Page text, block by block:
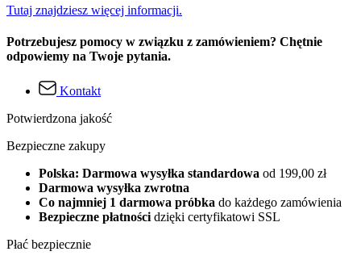
Tutaj znajdziesz więcej informacji.
Potrzebujesz pomocy w związku z zamówieniem? Chętnie
odpowiemy na Twoje pytania.
Kontakt
Potwierdzona jakość
Bezpieczne zakupy
Polska: Darmowa wysyłka standardowa od 199,00 zł
Darmowa wysyłka zwrotna
Co najmniej 1 darmowa próbka do każdego zamówienia
Bezpieczne płatności dzięki certyfikatowi SSL
Płać bezpiecznie